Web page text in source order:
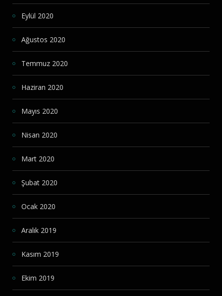
Eylül 2020
Ağustos 2020
Temmuz 2020
Haziran 2020
Mayıs 2020
Nisan 2020
Mart 2020
Şubat 2020
Ocak 2020
Aralık 2019
Kasım 2019
Ekim 2019